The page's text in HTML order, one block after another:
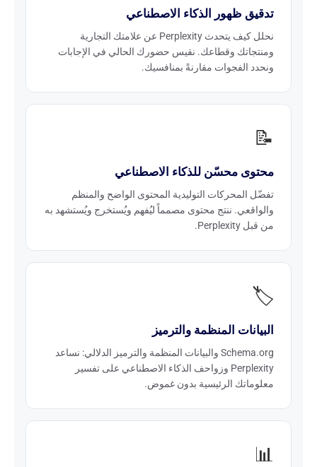
تدقيق ظهور الذكاء الاصطناعي
نحلل كيف يتحدث Perplexity عن علامتك التجارية
ومنتجاتك وقطاعك. نقيس حضورك الحالي في الإجابات
ونحدد الفجوات مقارنةً بمنافسيك.
📝
محتوى محسّن للذكاء الاصطناعي
تفضّل المحركات التوليدية المحتوى الواضح والمنظم
والواقعي. ننتج محتوى مصمماً ليُفهم ويُستخرج ويُستشهد به
من قبل Perplexity.
🏷️
البيانات المنظمة والترميز
Schema.org والبيانات المنظمة والترميز الدلالي: نساعد
Perplexity وزواحف الذكاء الاصطناعي على تفسير
معلوماتك الرئيسية بدون غموض.
📊